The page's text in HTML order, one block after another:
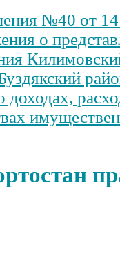
№40 от 14
о
доходах,